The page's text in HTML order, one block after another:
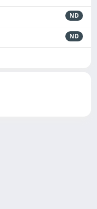
ND
ND